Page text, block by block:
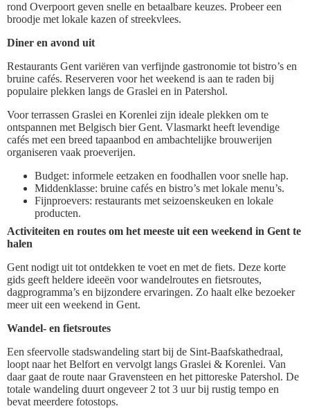
rond Overpoort geven snelle en betaalbare keuzes. Probeer een
broodje met lokale kazen of streekvlees.
Diner en avond uit
Restaurants Gent variëren van verfijnde gastronomie tot bistro’s en
bruine cafés. Reserveren voor het weekend is aan te raden bij
populaire plekken langs de Graslei en in Patershol.
Voor terrassen Graslei en Korenlei zijn ideale plekken om te
ontspannen met Belgisch bier Gent. Vlasmarkt heeft levendige
cafés met een breed tapaanbod en ambachtelijke brouwerijen
organiseren vaak proeverijen.
Budget: informele eetzaken en foodhallen voor snelle hap.
Middenklasse: bruine cafés en bistro’s met lokale menu’s.
Fijnproevers: restaurants met seizoenskeuken en lokale
producten.
Activiteiten en routes om het meeste uit een weekend in Gent te
halen
Gent nodigt uit tot ontdekken te voet en met de fiets. Deze korte
gids geeft heldere ideeën voor wandelroutes en fietsroutes,
dagprogramma’s en bijzondere ervaringen. Zo haalt elke bezoeker
meer uit een weekend in Gent.
Wandel- en fietsroutes
Een sfeervolle stadswandeling start bij de Sint-Baafskathedraal,
loopt naar het Belfort en vervolgt langs Graslei & Korenlei. Van
daar gaat de route naar Gravensteen en het pittoreske Patershol. De
totale wandeling duurt ongeveer 2 tot 3 uur bij rustig tempo en
bevat meerdere fotostops.